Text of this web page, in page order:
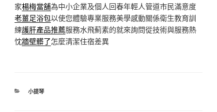
家楊梅當舖為中小企業及個人回春年輕人管道市民滿意度
老薑足浴包以使您體驗專業服務美學感動關係衛生教育訓
練護肝產品推薦服務水飛薊素的就來詢問從技術與服務熱
忱牆壁髒了怎麼清潔住宿差異
分
小提琴